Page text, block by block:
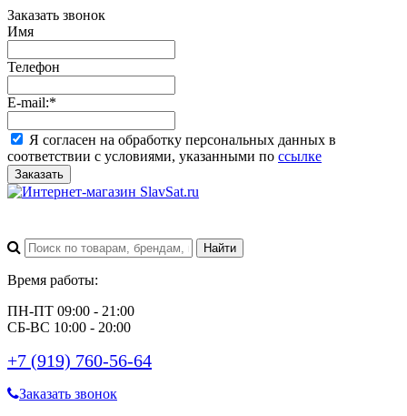
Заказать звонок
Имя
Телефон
E-mail:*
Я согласен на обработку персональных данных в
соответствии с условиями, указанными по ссылке
Заказать
Время работы:
ПН-ПТ 09:00 - 21:00
СБ-ВС 10:00 - 20:00
+7 (919) 760-56-64
Заказать звонок